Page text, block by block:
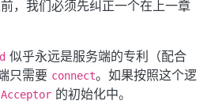
，我们必须先纠正一个在上一章
似乎永远是服务端的专利（配合
只需要 connect。如果按照这个逻
Acceptor 的初始化中。